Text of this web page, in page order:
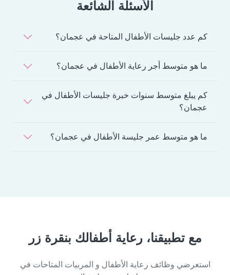
الأسئلة الشائعة
كم عدد جليسات الأطفال المتاحة في عجمان؟
ما هو متوسط أجر رعاية الأطفال في عجمان؟
كم يبلغ متوسط سنوات خبرة جليسات الأطفال في
عجمان؟
ما هو متوسط عمر جليسة الأطفال في عجمان؟
مع تطبيقنا، رعاية أطفالك بنقرة زر
استعرضي وظائف رعاية الأطفال و المربيات المتاحات في